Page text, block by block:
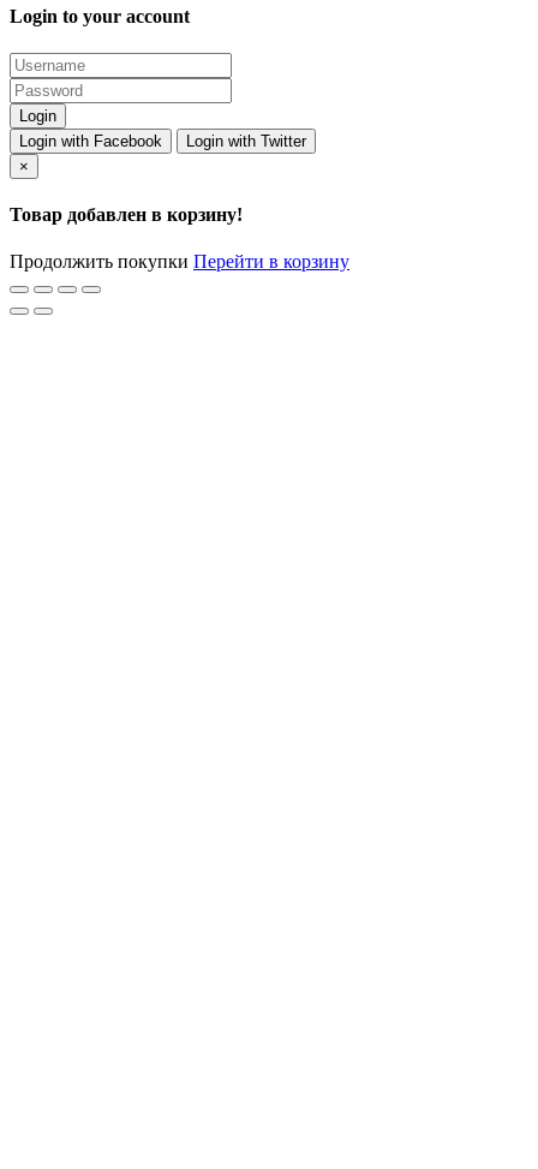
Login to your account
Login with Facebook
Login with Twitter
×
Товар добавлен в корзину!
Продолжить покупки Перейти в корзину